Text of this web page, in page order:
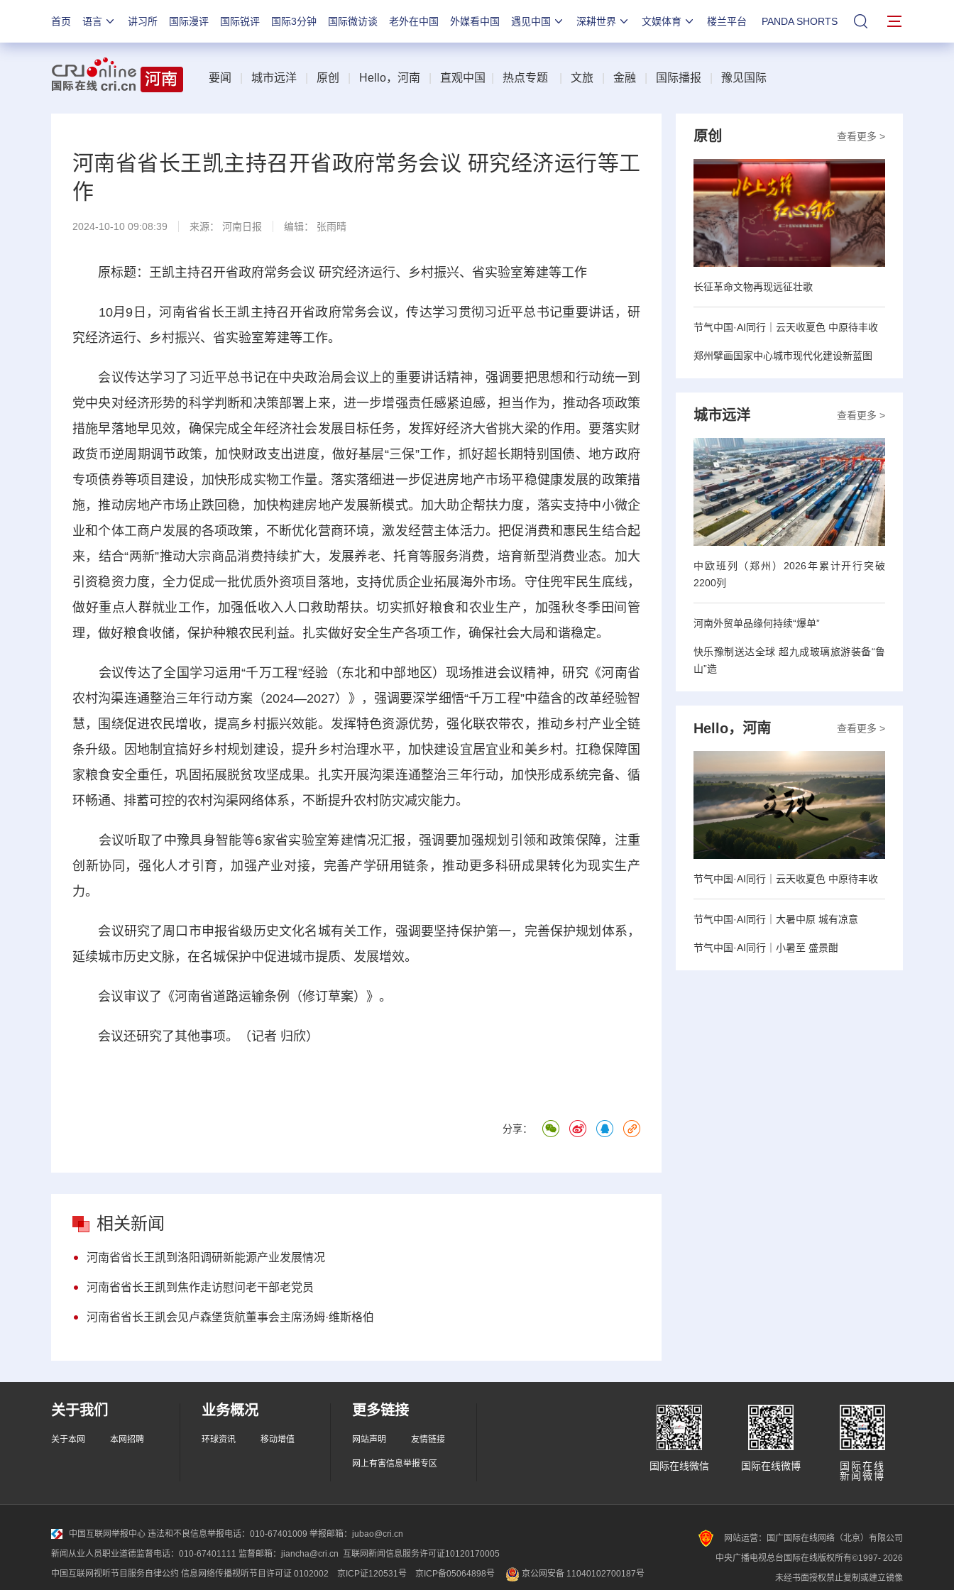
首页 语言 讲习所 国际漫评 国际锐评 国际3分钟 国际微访谈 老外在中国 外媒看中国 遇见中国 深耕世界 文娱体育 楼兰平台 PANDA SHORTS 站内搜索
要闻 城市远洋 原创 Hello，河南 直观中国 热点专题 文旅 金融 国际播报 豫见国际
河南省省长王凯主持召开省政府常务会议 研究经济运行等工
作
2024-10-10 09:08:39 来源： 河南日报 编辑： 张雨晴
原标题：王凯主持召开省政府常务会议 研究经济运行、乡村振兴、省实验室筹建等工作
10月9日，河南省省长王凯主持召开省政府常务会议，传达学习贯彻习近平总书记重要讲话，研
究经济运行、乡村振兴、省实验室筹建等工作。
会议传达学习了习近平总书记在中央政治局会议上的重要讲话精神，强调要把思想和行动统一到
党中央对经济形势的科学判断和决策部署上来，进一步增强责任感紧迫感，担当作为，推动各项政策
措施早落地早见效，确保完成全年经济社会发展目标任务，发挥好经济大省挑大梁的作用。要落实财
政货币逆周期调节政策，加快财政支出进度，做好基层“三保”工作，抓好超长期特别国债、地方政府
专项债券等项目建设，加快形成实物工作量。落实落细进一步促进房地产市场平稳健康发展的政策措
施，推动房地产市场止跌回稳，加快构建房地产发展新模式。加大助企帮扶力度，落实支持中小微企
业和个体工商户发展的各项政策，不断优化营商环境，激发经营主体活力。把促消费和惠民生结合起
来，结合“两新”推动大宗商品消费持续扩大，发展养老、托育等服务消费，培育新型消费业态。加大
引资稳资力度，全力促成一批优质外资项目落地，支持优质企业拓展海外市场。守住兜牢民生底线，
做好重点人群就业工作，加强低收入人口救助帮扶。切实抓好粮食和农业生产，加强秋冬季田间管
理，做好粮食收储，保护种粮农民利益。扎实做好安全生产各项工作，确保社会大局和谐稳定。
会议传达了全国学习运用“千万工程”经验（东北和中部地区）现场推进会议精神，研究《河南省
农村沟渠连通整治三年行动方案（2024—2027）》，强调要深学细悟“千万工程”中蕴含的改革经验智
慧，围绕促进农民增收，提高乡村振兴效能。发挥特色资源优势，强化联农带农，推动乡村产业全链
条升级。因地制宜搞好乡村规划建设，提升乡村治理水平，加快建设宜居宜业和美乡村。扛稳保障国
家粮食安全重任，巩固拓展脱贫攻坚成果。扎实开展沟渠连通整治三年行动，加快形成系统完备、循
环畅通、排蓄可控的农村沟渠网络体系，不断提升农村防灾减灾能力。
会议听取了中豫具身智能等6家省实验室筹建情况汇报，强调要加强规划引领和政策保障，注重
创新协同，强化人才引育，加强产业对接，完善产学研用链条，推动更多科研成果转化为现实生产
力。
会议研究了周口市申报省级历史文化名城有关工作，强调要坚持保护第一，完善保护规划体系，
延续城市历史文脉，在名城保护中促进城市提质、发展增效。
会议审议了《河南省道路运输条例（修订草案）》。
会议还研究了其他事项。（记者 归欣）
分享：
相关新闻
河南省省长王凯到洛阳调研新能源产业发展情况
河南省省长王凯到焦作走访慰问老干部老党员
河南省省长王凯会见卢森堡货航董事会主席汤姆·维斯格伯
查看更多 >
原创
长征革命文物再现远征壮歌
节气中国·AI同行｜云天收夏色 中原待丰收
郑州擘画国家中心城市现代化建设新蓝图
查看更多 >
城市远洋
中欧班列（郑州）2026年累计开行突破
2200列
河南外贸单品缘何持续“爆单”
快乐豫制送达全球 超九成玻璃旅游装备“鲁
山”造
查看更多 >
Hello，河南
节气中国·AI同行｜云天收夏色 中原待丰收
节气中国·AI同行｜大暑中原 城有凉意
节气中国·AI同行｜小暑至 盛景酣
关于我们
关于本网 本网招聘
业务概况
环球资讯 移动增值
更多链接
网站声明 友情链接
网上有害信息举报专区
国际在线
新闻微博
国际在线微博
国际在线微信
中国互联网举报中心 违法和不良信息举报电话：010-67401009 举报邮箱：jubao@cri.cn
新闻从业人员职业道德监督电话：010-67401111 监督邮箱：jiancha@cri.cn 互联网新闻信息服务许可证10120170005
中国互联网视听节目服务自律公约 信息网络传播视听节目许可证 0102002 京ICP证120531号 京ICP备05064898号 京公网安备 11040102700187号
网站运营：国广国际在线网络（北京）有限公司
中央广播电视总台国际在线版权所有©1997- 2026
未经书面授权禁止复制或建立镜像